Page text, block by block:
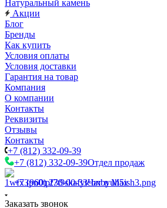
Натуральный камень
Акции
Блог
Бренды
Как купить
Условия оплаты
Условия доставки
Гарантия на товар
Компания
О компании
Контакты
Реквизиты
Отзывы
Контакты
+7 (812) 332-09-39
+7 (812) 332-09-39Отдел продаж
+7 (960) 230-00-33Чат в Max
Заказать звонок